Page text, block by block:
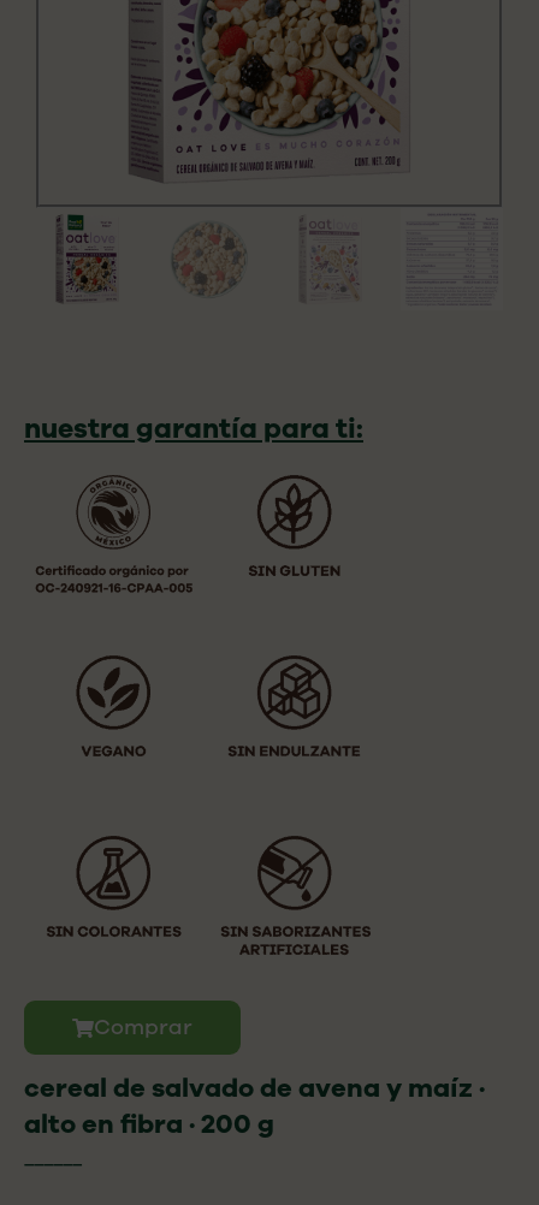
nuestra garantía para ti:
Comprar
cereal de salvado de avena y maíz ·
alto en fibra · 200 g